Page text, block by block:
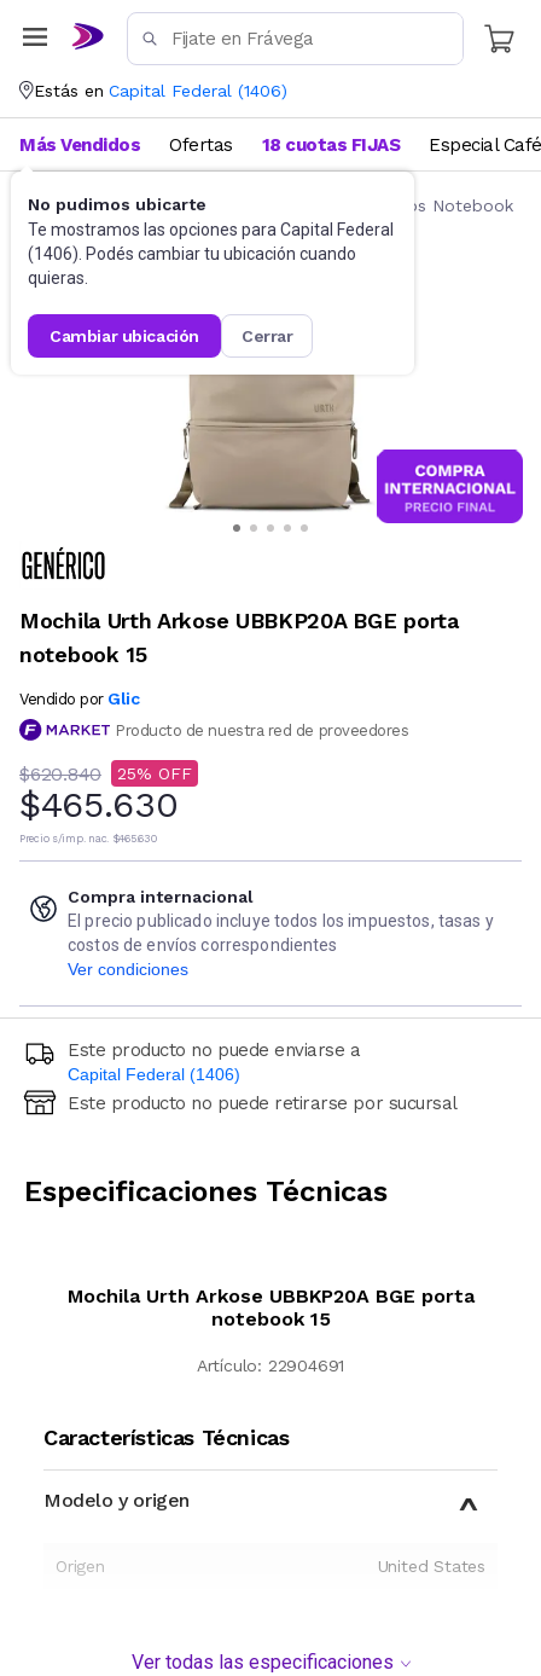
Estás en Capital Federal (1406)
No pudimos ubicarte
Te mostramos las opciones para Capital Federal
(1406). Podés cambiar tu ubicación cuando
quieras.
cambiar ubicación cerrar
Más Vendidos Ofertas 18 cuotas FIJAS Especial Café
Accesorios de Informática Mochilas y Bolsos Notebook
Mochila Urth Arkose UBBKP20A BGE porta
notebook 15
Vendido por Glic
Producto de nuestra red de proveedores
$620.840 25
$465.630
Precio s/imp. nac. $465.630
Compra internacional
El precio publicado incluye todos los impuestos, tasas y
costos de envíos correspondientes
Ver condiciones
Este producto no puede enviarse a
Capital Federal (1406)
Ingresá código postal (sólo números)
Este producto no puede retirarse por sucursal
Especificaciones Técnicas
Mochila Urth Arkose UBBKP20A BGE porta
notebook 15
Artículo: 22904691
Características Técnicas
Modelo y origen
Origen United States
Ver todas las especificaciones